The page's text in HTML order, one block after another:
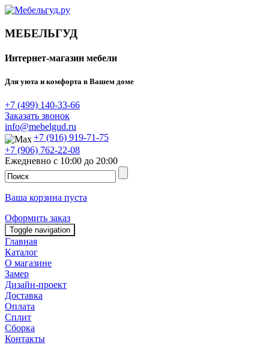
МЕБЕЛЬГУД
Интернет-магазин мебели
Для уюта и комфорта в Вашем доме
+7 (499) 140-33-66
Заказать звонок
info@mebelgud.ru
+7 (916) 919-71-75
+7 (906) 762-22-08
Ежедневно с 10:00 до 20:00
Ваша корзина пуста
Оформить заказ
Toggle navigation
Главная
Каталог
О магазине
Замер
Дизайн-проект
Доставка
Оплата
Сплит
Сборка
Контакты